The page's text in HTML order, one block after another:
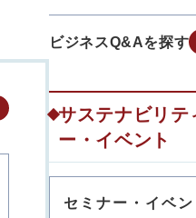
ビジネスQ&Aを探す
サステナビリテ
ー・イベント
セミナー・イベ